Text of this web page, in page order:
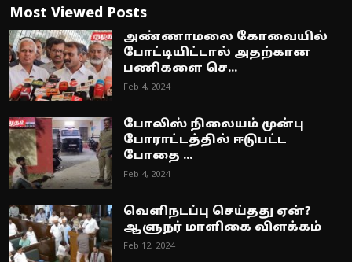
Most Viewed Posts
அண்ணாமலை கோவையில்
போட்டியிட்டால் அதற்கான
பணிகளை செ...
Feb 4, 2024
போலிஸ் நிலையம் முன்பு
போராட்டத்தில் ஈடுபட்ட
போதை ...
Feb 4, 2024
வெளிநடப்பு செய்தது ஏன்?
ஆளுநர் மாளிகை விளக்கம்
Feb 12, 2024